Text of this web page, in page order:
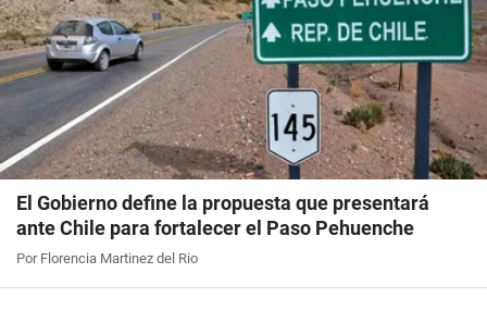
El Gobierno define la propuesta que presentará
ante Chile para fortalecer el Paso Pehuenche
Por Florencia Martinez del Rio